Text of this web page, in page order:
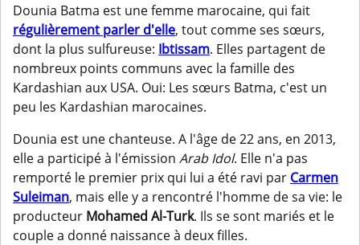
Dounia Batma est une femme marocaine, qui fait
régulièrement parler d'elle, tout comme ses sœurs,
dont la plus sulfureuse: Ibtissam. Elles partagent de
nombreux points communs avec la famille des
Kardashian aux USA. Oui: Les sœurs Batma, c'est un
peu les Kardashian marocaines.
Dounia est une chanteuse. A l'âge de 22 ans, en 2013,
elle a participé à l'émission Arab Idol. Elle n'a pas
remporté le premier prix qui lui a été ravi par Carmen
Suleiman, mais elle y a rencontré l'homme de sa vie: le
producteur Mohamed Al-Turk. Ils se sont mariés et le
couple a donné naissance à deux filles.